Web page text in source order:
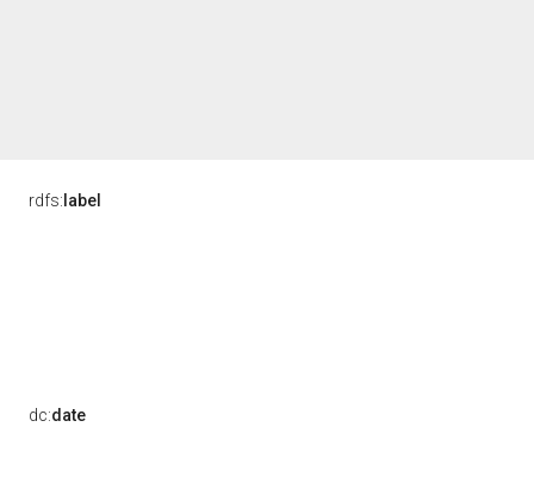
rdfs: label
dc:date